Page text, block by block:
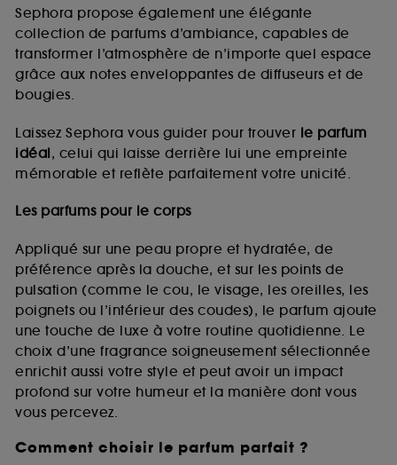
Sephora propose également une élégante
collection de parfums d’ambiance, capables de
transformer l’atmosphère de n’importe quel espace
grâce aux notes enveloppantes de diffuseurs et de
bougies.
Laissez Sephora vous guider pour trouver le parfum
idéal, celui qui laisse derrière lui une empreinte
mémorable et reflète parfaitement votre unicité.
Les parfums pour le corps
Appliqué sur une peau propre et hydratée, de
préférence après la douche, et sur les points de
pulsation (comme le cou, le visage, les oreilles, les
poignets ou l’intérieur des coudes), le parfum ajoute
une touche de luxe à votre routine quotidienne. Le
choix d’une fragrance soigneusement sélectionnée
enrichit aussi votre style et peut avoir un impact
profond sur votre humeur et la manière dont vous
vous percevez.
Comment choisir le parfum parfait ?
de vous plaire via des publicités, y compris sur des
sites tiers et sur les réseaux sociaux, sur la base
des pages que vous avez consultées, de votre
navigation, et de l'historique de vos interactions.
d’en améliorer la performance.
Cookies de sécurisation des paiements en ligne :
fraudes aux moyens de paiement et les
usurpations d’identité.
Cookies fonctionnels :il s’agit de cookies
permettant l’affichage et/ou la fourniture de
certaines fonctionnalités du site, tel que les
cookies d’authentification qui sont utilisés afin de
vous faire bénéficier de l’authentification
prolongée vous permettant d’accéder à votre
compte lors de votre prochaine visite sur le site
sans saisir à nouveau votre identifiant et mot de
passe.
A l'exception des cookies techniques, le dépôt et la